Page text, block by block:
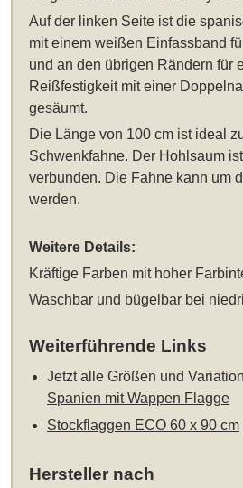
Auf der linken Seite ist die
mit einem weißen Einfassband
und an den übrigen Rändern für
Reißfestigkeit mit einer
gesäumt.
Die Länge von 100 cm ist ideal
Schwenkfahne. Der Hohlsaum
verbunden. Die Fahne kann um
werden.
Weitere Details:
Kräftige Farben mit hoher
Waschbar und bügelbar bei
Weiterführende Links
Jetzt alle Größen und
Spanien mit Wappen Flagge
Stockflaggen ECO 60 x 90 cm
Hersteller nach